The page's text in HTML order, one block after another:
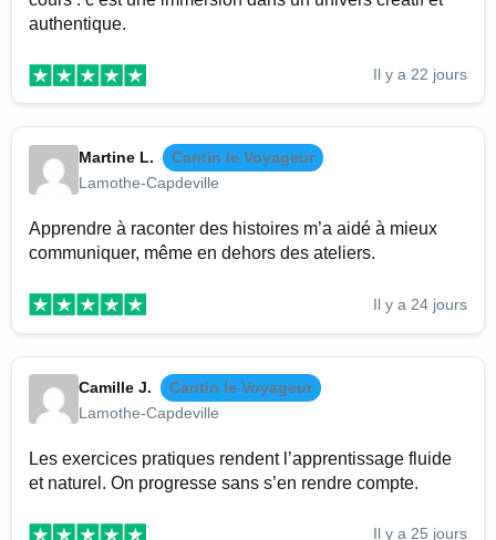
authentique.
Il y a 22 jours
Martine L.
Cantin le Voyageur
Lamothe-Capdeville
Apprendre à raconter des histoires m’a aidé à mieux
communiquer, même en dehors des ateliers.
Il y a 24 jours
Camille J.
Cantin le Voyageur
Lamothe-Capdeville
Les exercices pratiques rendent l’apprentissage fluide
et naturel. On progresse sans s’en rendre compte.
Il y a 25 jours